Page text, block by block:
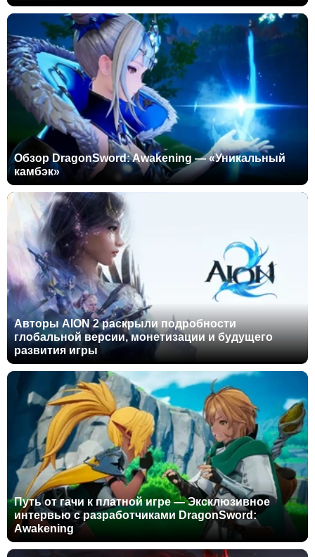
Обзор DragonSword: Awakening — «Уникальный
камбэк»
Авторы AION 2 раскрыли подробности
глобальной версии, монетизации и будущего
развития игры
Путь от гачи к платной игре — Эксклюзивное
интервью с разработчиками DragonSword:
Awakening